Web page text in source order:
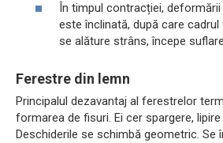
În timpul contracției,
este înclinată, după care
se alăture strâns, începe
Ferestre din lemn
Principalul dezavantaj al ferestrelor
formarea de fisuri. Ei cer spargere,
Deschiderile se schimbă geometric. Se